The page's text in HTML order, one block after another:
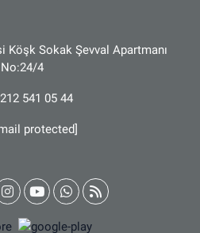
Köşk Sokak Şevval Apartmanı
No:24/4
541 05 44
protected]